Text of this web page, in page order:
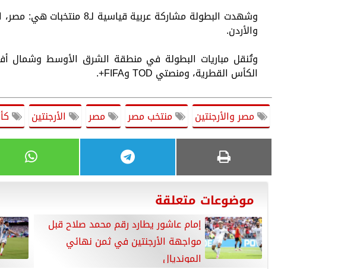
وشهدت البطولة مشاركة عربية
والأردن.
الكأس القطرية، ومنصتي TOD وFIFA+.
مصر والأرجنتين منتخب مصر مصر الأرجنتين
موضوعات متعلقة
إمام عاشور يطارد رقم محمد صلاح قبل
مواجهة الأرجنتين في ثمن نهائي
المونديال